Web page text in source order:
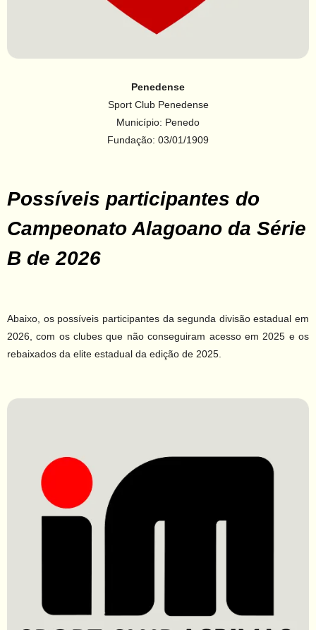
Penedense
Sport Club Penedense
Município: Penedo
Fundação: 03/01/1909
Possíveis participantes do
Campeonato Alagoano da Série
B de 2026
Abaixo, os possíveis participantes da segunda divisão estadual em
2026, com os clubes que não conseguiram acesso em 2025 e os
rebaixados da elite estadual da edição de 2025.